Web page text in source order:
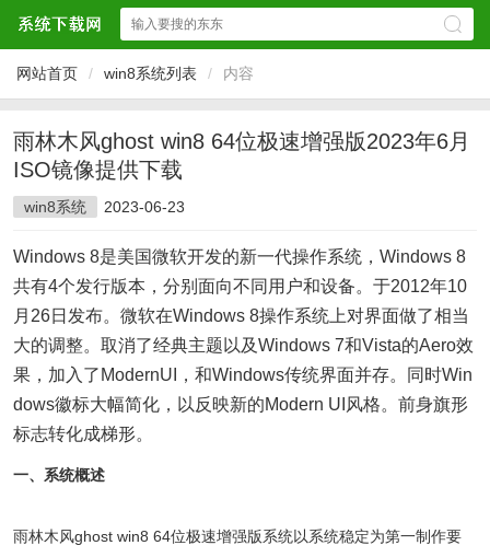
网站首页 / win8系统列表 / 内容
雨林木风ghost win8 64位极速增强版2023年6月
ISO镜像提供下载
win8系统 2023-06-23
Windows 8是美国微软开发的新一代操作系统，Windows 8
共有4个发行版本，分别面向不同用户和设备。于2012年10
月26日发布。微软在Windows 8操作系统上对界面做了相当
大的调整。取消了经典主题以及Windows 7和Vista的Aero效
果，加入了ModernUI，和Windows传统界面并存。同时Win
dows徽标大幅简化，以反映新的Modern UI风格。前身旗形
标志转化成梯形。
一、系统概述
雨林木风ghost win8 64位极速增强版系统以系统稳定为第一制作要